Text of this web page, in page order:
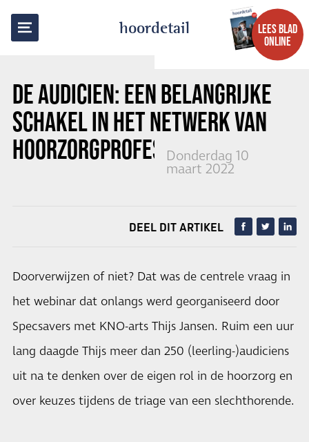
hoordetail
LEES BLAD
ONLINE
DE AUDICIEN: EEN BELANGRIJKE
SCHAKEL IN HET NETWERK VAN
HOORZORGPROFESSIONALS
Donderdag 10
maart 2022
TERUG NAAR OVERZICHT
DEEL DIT ARTIKEL
Doorverwijzen of niet? Dat was de centrele vraag in
het webinar dat onlangs werd georganiseerd door
Specsavers met KNO-arts Thijs Jansen. Ruim een uur
lang daagde Thijs meer dan 250 (leerling-)audiciens
uit na te denken over de eigen rol in de hoorzorg en
over keuzes tijdens de triage van een slechthorende.